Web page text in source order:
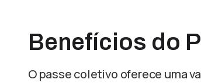
Benefícios do
O passe coletivo oferece uma